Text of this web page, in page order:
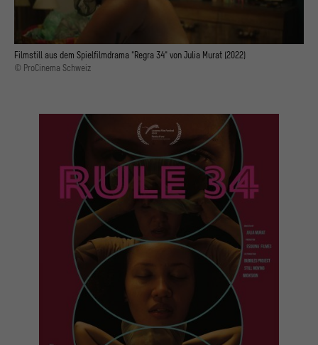
Filmstill aus dem Spielfilmdrama "Regra 34" von Julia Murat (2022)
© ProCinema Schweiz